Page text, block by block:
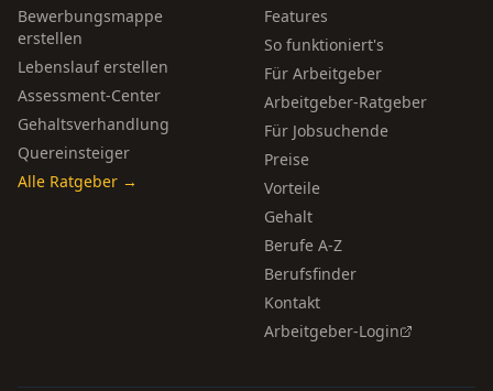
Bewerbungsmappe
erstellen
Lebenslauf erstellen
Assessment-Center
Gehaltsverhandlung
Quereinsteiger
Alle Ratgeber →
Features
So funktioniert's
Für Arbeitgeber
Arbeitgeber-Ratgeber
Für Jobsuchende
Preise
Vorteile
Gehalt
Berufe A-Z
Berufsfinder
Kontakt
Arbeitgeber-Login